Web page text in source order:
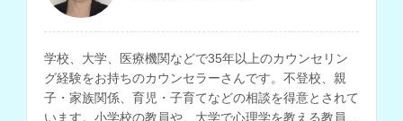
学校、大学、医療機関などで35年以上のカウンセリン
グ経験をお持ちのカウンセラーさんです。不登校、親
子・家族関係、育児・子育てなどの相談を得意とされて
います。小学校の教員や、大学で心理学を教える教員と